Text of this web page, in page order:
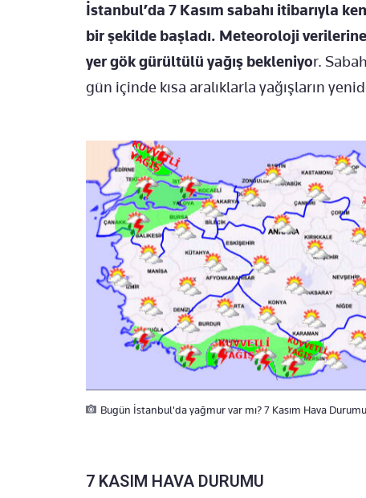
İstanbul’da 7 Kasım sabahı itibarıyla
bir şekilde başladı. Meteoroloji
yer gök gürültülü yağış bekleniyor.
gün içinde kısa aralıklarla yağışların
Bugün İstanbul'da yağmur var mı? 7 Kasım Hava
7 KASIM HAVA DURUMU